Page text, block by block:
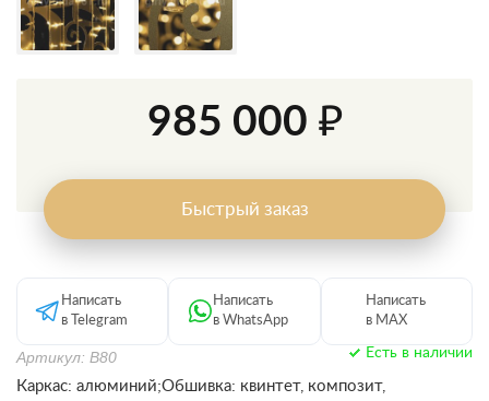
Артикул: В80 Есть в наличии
Каркас: алюминий;Обшивка: квинтет, композит,
985 000 ₽
Быстрый заказ
Написать
в Telegram
Написать
в WhatsApp
Написать
в MAX